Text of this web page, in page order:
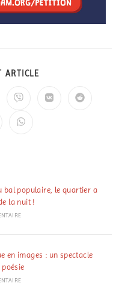
ARTICLE
bal populaire, le quartier a
la nuit !
en images : un spectacle